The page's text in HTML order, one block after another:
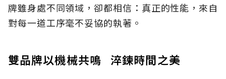
牌雖身處不同領域，卻都相信：真正的性能，來自
對每一道工序毫不妥協的執著。
雙品牌以機械共鳴 淬鍊時間之美